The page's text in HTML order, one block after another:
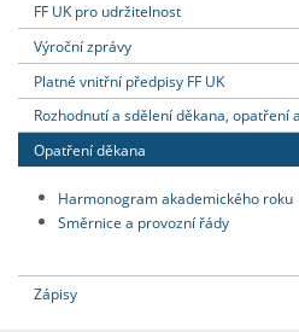
FF UK pro udržitelnost
Výroční zprávy
Platné vnitřní předpisy FF UK
Rozhodnutí a sdělení děkana, opatření
Opatření děkana
Harmonogram akademického roku
Směrnice a provozní řády
Zápisy